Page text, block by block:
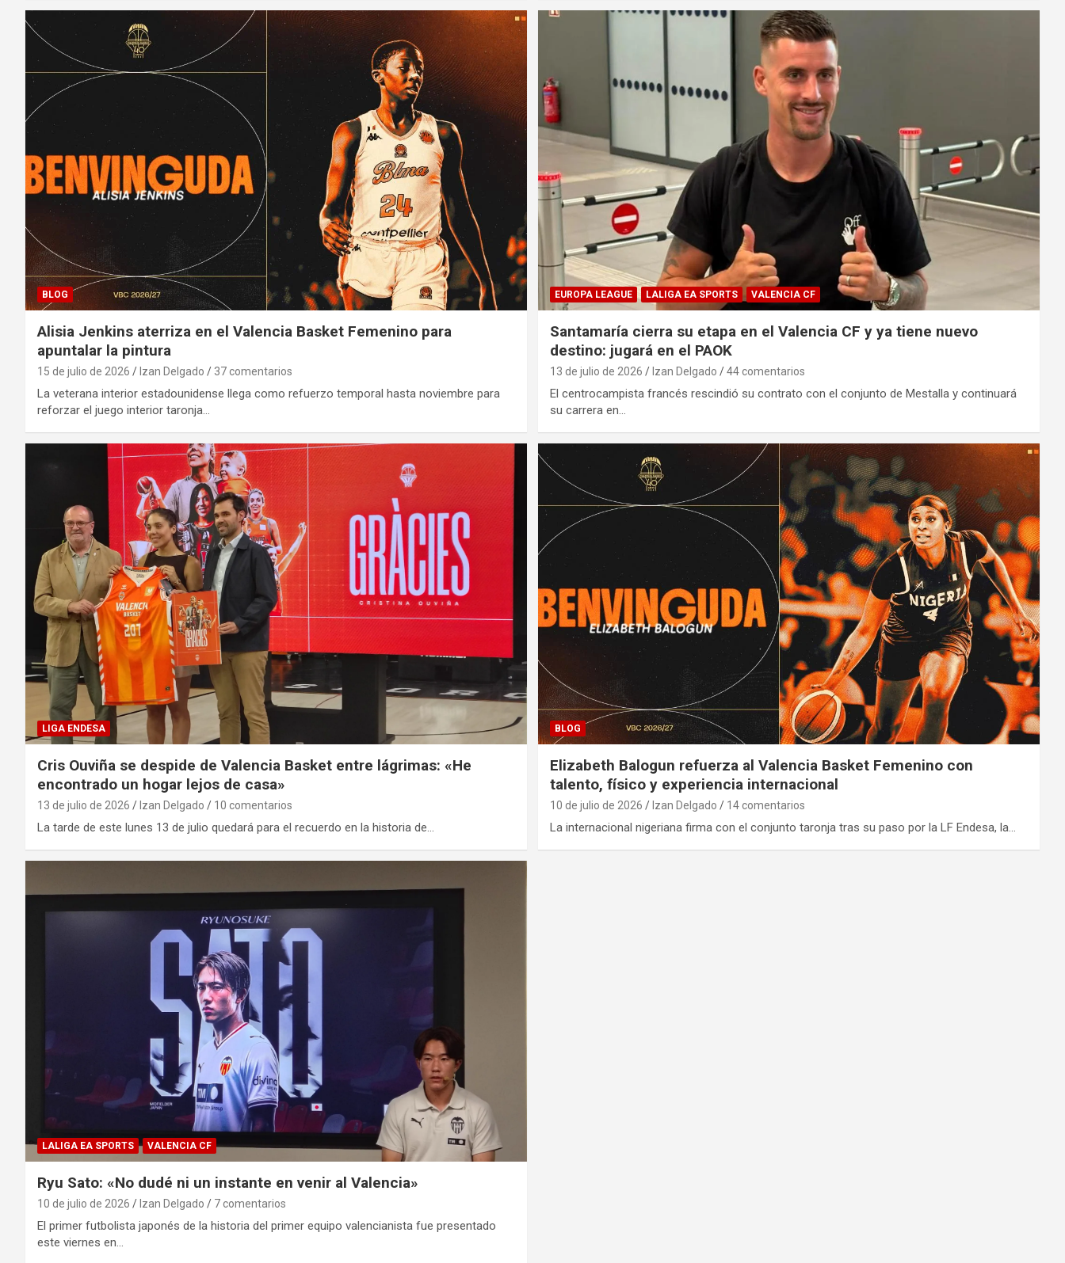
BLOG
Alisia Jenkins aterriza en el Valencia Basket Femenino para
apuntalar la pintura
15 de julio de 2026 Izan Delgado 37 comentarios
La veterana interior estadounidense llega como refuerzo temporal hasta noviembre para
reforzar el juego interior taronja…
EUROPA LEAGUE LALIGA EA SPORTS VALENCIA CF
Santamaría cierra su etapa en el Valencia CF y ya tiene nuevo
destino: jugará en el PAOK
13 de julio de 2026 Izan Delgado 44 comentarios
El centrocampista francés rescindió su contrato con el conjunto de Mestalla y continuará
su carrera en…
LIGA ENDESA
Cris Ouviña se despide de Valencia Basket entre lágrimas: «He
encontrado un hogar lejos de casa»
13 de julio de 2026 Izan Delgado 10 comentarios
La tarde de este lunes 13 de julio quedará para el recuerdo en la historia de…
BLOG
Elizabeth Balogun refuerza al Valencia Basket Femenino con
talento, físico y experiencia internacional
10 de julio de 2026 Izan Delgado 14 comentarios
La internacional nigeriana firma con el conjunto taronja tras su paso por la LF Endesa, la…
LALIGA EA SPORTS VALENCIA CF
Ryu Sato: «No dudé ni un instante en venir al Valencia»
10 de julio de 2026 Izan Delgado 7 comentarios
El primer futbolista japonés de la historia del primer equipo valencianista fue presentado
este viernes en…